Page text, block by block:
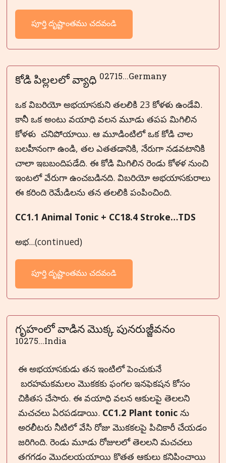
పూర్తి దృష్టాంతము చదవండి
కోడి పిల్లలలో వ్యాధి 02715...Germany
ఒక విబరియో అభయాసకుని తలలికి 23 కోళళు ఉండేవి.
కానీ ఒక అంటు వయాధి వలన మూడు తపప మిగిలిన
కోళళు చనిపోయాయి. ఆ మూడింటిలో ఒక కోడి చాల
బలహీనంగా ఉండి, తల ఎతతడానికి, నేరుగా నడవటానికి
చాలా ఇబబందిపడేది. ఈ కోడి మిగిలిన రెండు కోళళ నుంచి
ఇంటలో వేరుగా ఉంచబడినది. విబరియో అభయాసకురాలు
ఈ కరింది రెమేడిలను తన తలలికి పంపించింది.
CC1.1 Animal Tonic + CC18.4 Stroke…TDS
అభ...(continued)
పూర్తి దృష్టాంతము చదవండి
గృహంలో వాడిన మొక్క పునరుజ్జీవనం
10275...India
ఈ అభయాసకుడు తన ఇంటిలో పెంచుకునే
బరహమకమలం మొకకకు ఫంగల ఇనఫెకషన కోసం
చికితస చేసారు. ఈ వయాధి వలన ఆకులపై తెలలని
మచచలు ఏరపడడాయి. CC1.2 Plant tonic ను
అరలీటరు నీటిలో వేసి రోజు మొకకలపై పిచికారీ చేయడం
జరిగింది. రెండు మూడు రోజులలో తెలలని మచచలు
తగగడం మొదలయయాయి కొతత ఆకులు కనిపించాయి